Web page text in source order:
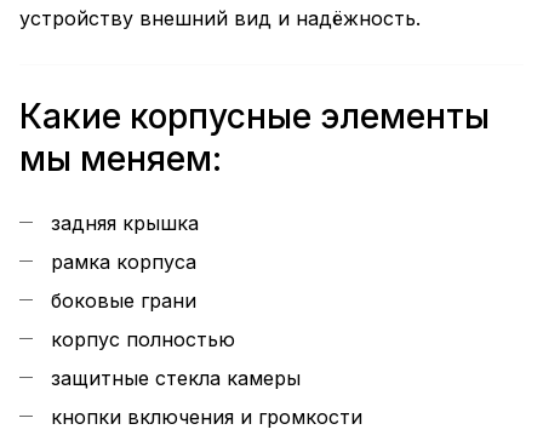
устройству внешний вид и надёжность.
Какие корпусные элементы
мы меняем:
задняя крышка
рамка корпуса
боковые грани
корпус полностью
защитные стекла камеры
кнопки включения и громкости